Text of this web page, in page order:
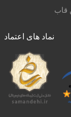
نماد های اعتماد